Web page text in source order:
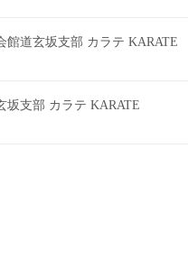
館道玄坂支部 カラテ KARATE
坂支部 カラテ KARATE